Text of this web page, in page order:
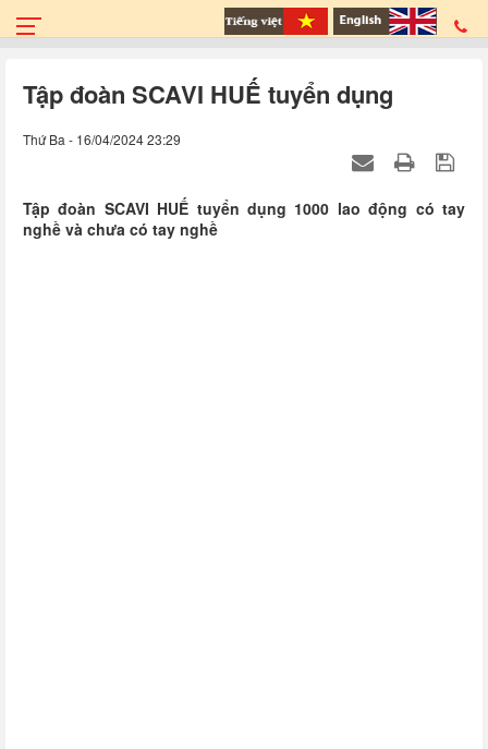
Tập đoàn SCAVI HUẾ tuyển dụng
Thứ Ba - 16/04/2024 23:29
Tập đoàn SCAVI HUẾ tuyển dụng 1000 lao động có tay
nghề và chưa có tay nghề